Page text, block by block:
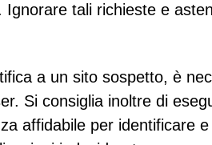
tali richieste e
a un sito sospetto, è
Si consiglia inoltre di
affidabile per identificare